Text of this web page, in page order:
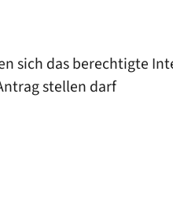
sich das berechtigte
stellen darf